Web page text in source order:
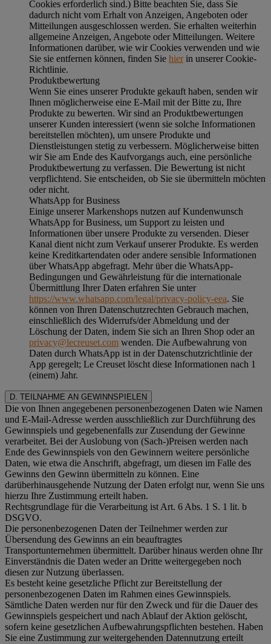
Cookies erforderlich sind.) Bitte beachten Sie, dass Sie
dadurch nicht vom Erhalt von Anzeigen, Angeboten oder
Mitteilungen ausgeschlossen werden. Sie erhalten weiterhin
allgemeine Anzeigen, Angebote oder Mitteilungen. Weitere
Informationen darüber, wie wir Cookies verwenden und wie
Sie sie entfernen können, finden Sie hierin unserer Cookie-
Richtlinie.
Produktbewertung
Wenn Sie eines unserer Produkte gekauft haben, senden wir
Ihnen möglicherweise eine E-Mail mit der Bitte zu, Ihre
Produkte zu bewerten. Wir sind an Produktbewertungen
unserer Kunden interessiert (wenn sie solche Informationen
bereitstellen möchten), um unsere Produkte und
Dienstleistungen stetig zu verbessern. Möglicherweise bitten
wir Sie am Ende des Kaufvorgangs auch, eine persönliche
Produktbewertung zu verfassen. Die Bewertung ist nicht
verpflichtend. Sie entscheiden, ob Sie sie übermitteln möchten
oder nicht.
WhatsApp for Business
Einige unserer Markenshops nutzen auf Kundenwunsch
WhatsApp for Business, um Support zu leisten und
Informationen über unsere Produkte zu versenden. Dieser
Kanal dient nicht zum Verkauf unserer Produkte. Es werden
keine Kreditkartendaten oder andere sensible Informationen
über WhatsApp abgefragt. Mehr über die WhatsApp-
Bedingungen und Gewährleistung für die internationale
Übermittlung Ihrer Daten erfahren Sie unter
https://www.whatsapp.com/legal/privacy-policy-eea. Sie
können von Ihren Datenschutzrechten Gebrauch machen,
einschließlich des Widerrufs/der Abmeldung und der
Löschung der Daten, indem Sie sich an Ihren Shop oder an
privacy@lecreuset.com wenden. Die Aufbewahrung von
Daten durch WhatsApp ist in der Datenschutzrichtlinie der
App geregelt; Le Creuset löscht diese Informationen nach 1
(einem) Jahr.
D. TEILNAHME AN GEWINNSPIELEN
Die von Ihnen angegebenen personenbezogenen Daten wie Namen
und E-Mail-Adresse werden ausschließlich zur Durchführung des
Gewinnspiels und gegebenenfalls zur Zusendung der Gewinne
verarbeitet. Bei der Auslobung von (Sach-)Preisen werden nach
Ende des Gewinnspiels von den Gewinnern weitere persönliche
Daten, wie etwa die Anschrift, abgefragt, um diesen im Falle des
Gewinns den Gewinn übermitteln zu können. Eine
darüberhinausgehende Nutzung der Daten erfolgt nur, wenn Sie uns
hierzu Ihre Zustimmung erteilt haben.
Rechtsgrundlage für die Verarbeitung ist Art. 6 Abs. 1 S. 1 lit. b
DSGVO.
Die personenbezogenen Daten der Teilnehmer werden zur
Übersendung des Gewinns an ein beauftragtes
Transportunternehmen übermittelt. Darüber hinaus werden ohne Ihr
Einverständnis die Daten weder an Dritte weitergegeben noch
diesen zur Nutzung überlassen.
Es besteht keine gesetzliche Pflicht zur Bereitstellung der
personenbezogenen Daten im Rahmen eines Gewinnspiels.
Sämtliche Daten werden nur für den Zweck und für die Dauer des
Gewinnspiels gespeichert und nach Ablauf der Aktion gelöscht,
sofern keine gesetzlichen Aufbewahrungspflichten bestehen. Haben
Sie eine Zustimmung zur weitergehenden Datennutzung erteilt